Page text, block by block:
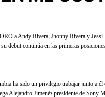
a Andy Rivera, Jhonny Rivera y Jessi
continúa en las primeras
ha sido un privilegio trabajar junto a él
Alejandro Jimenèz presidente de Sony